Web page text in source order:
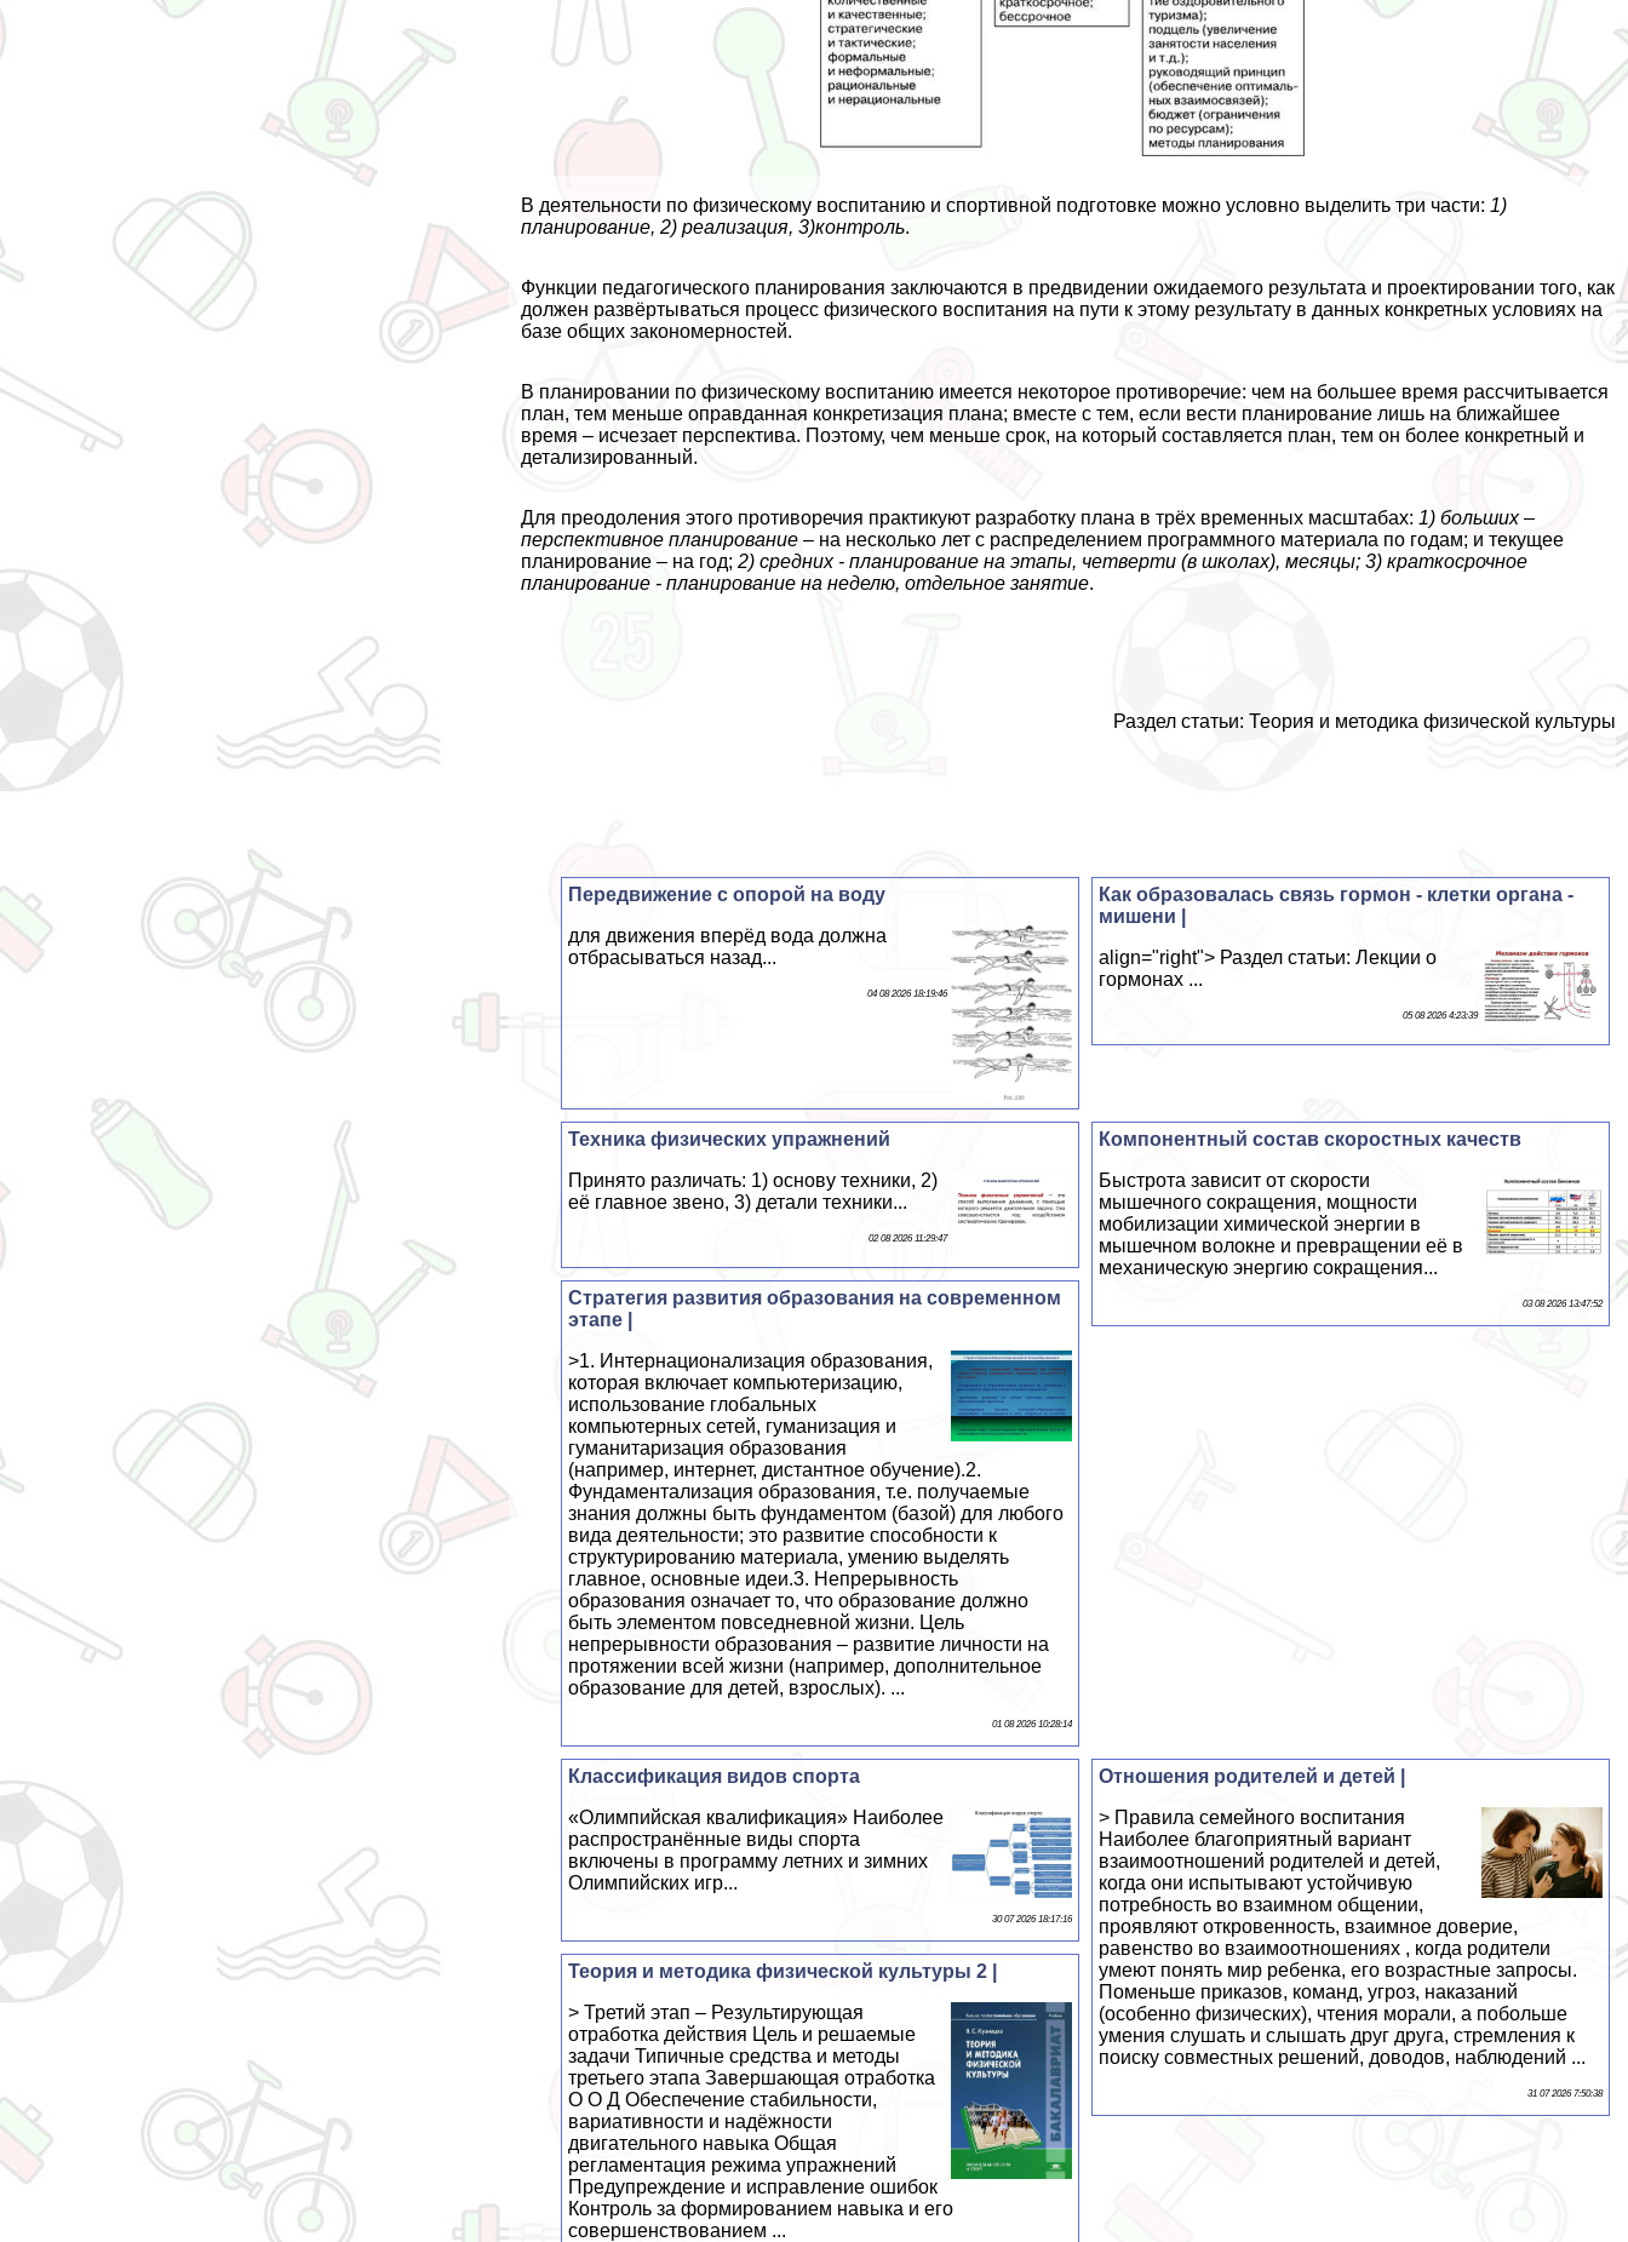
В деятельности по физическому воспитанию и спортивной подготовке можно условно выделить три части: 1)
планирование, 2) реализация, 3)контроль.
Функции педагогического планирования заключаются в предвидении ожидаемого результата и проектировании того, как
должен развёртываться процесс физического воспитания на пути к этому результату в данных конкретных условиях на
базе общих закономерностей.
В планировании по физическому воспитанию имеется некоторое противоречие: чем на большее время рассчитывается
план, тем меньше оправданная конкретизация плана; вместе с тем, если вести планирование лишь на ближайшее
время – исчезает перспектива. Поэтому, чем меньше срок, на который составляется план, тем он более конкретный и
детализированный.
Для преодоления этого противоречия пpaктикуют разработку плана в трёх временных масштабах: 1) больших –
перспективное планирование – на несколько лет с распределением программного материала по годам; и текущее
планирование – на год;2) средних - планирование на этапы, четверти (в школах), месяцы; 3) краткосрочное
планирование - планирование на неделю, отдельное занятие.
Раздел статьи: Теория и методика физической культуры
Как образовалась связь гормон - клетки органа -
мишени |
align="right"> Раздел статьи: Лекции о
гормонах ...
05 08 2026 4:23:39
Передвижение с опорой на воду
для движения вперёд вода должна
отбрасываться назад...
04 08 2026 18:19:46
Компонентный состав скоростных качеств
Быстрота зависит от скорости
мышечного сокращения, мощности
мобилизации химической энергии в
мышечном волокне и превращении её в
механическую энергию сокращения...
03 08 2026 13:47:52
Техника физических упражнений
Принято различать: 1) основу техники, 2)
её главное звено, 3) детали техники...
02 08 2026 11:29:47
Стратегия развития образования на современном
этапе |
>1. Интернационализация образования,
которая включает компьютеризацию,
использование глобальных
компьютерных сетей, гуманизация и
гуманитаризация образования
(например, интернет, дистантное обучение).2.
Фундаментализация образования, т.е. получаемые
знания должны быть фундаментом (базой) для любого
вида деятельности; это развитие способности к
структурированию материала, умению выделять
главное, основные идеи.3. Непрерывность
образования означает то, что образование должно
быть элементом повседневной жизни. Цель
непрерывности образования – развитие личности на
протяжении всей жизни (например, дополнительное
образование для детей, взрослых). ...
01 08 2026 10:28:14
Отношения родителей и детей |
> Правила семейного воспитания
Наиболее благоприятный вариант
взаимоотношений родителей и детей,
когда они испытывают устойчивую
потребность во взаимном общении,
проявляют откровенность, взаимное доверие,
равенство во взаимоотношениях , когда родители
умеют понять мир ребенка, его возрастные запросы.
Поменьше приказов, команд, угроз, наказаний
(особенно физических), чтения морали, а побольше
умения слушать и слышать друг друга, стремления к
поиску совместных решений, доводов, наблюдений ...
31 07 2026 7:50:38
Классификация видов спорта
«Олимпийская квалификация» Наиболее
распространённые виды спорта
включены в программу летних и зимних
Олимпийских игр...
30 07 2026 18:17:16
Теория и методика физической культуры 2 |
> Третий этап – Результирующая
отработка действия Цель и решаемые
задачи Типичные средства и методы
третьего этапа Завершающая отработка
О О Д Обеспечение стабильности,
вариативности и надёжности
двигательного навыка Общая
регламентация режима упражнений
Предупреждение и исправление ошибок
Контроль за формированием навыка и его
совершенствованием ...